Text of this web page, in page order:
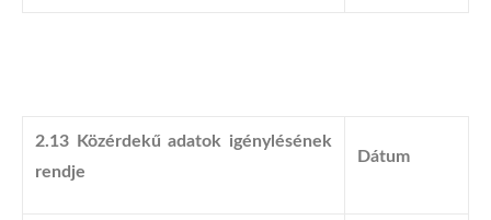
2.13 Közérdekű adatok igénylésének
rendje
Dátum